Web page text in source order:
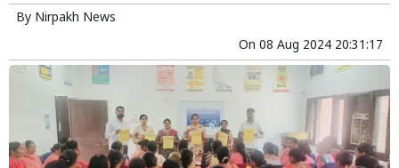
By Nirpakh News
On 08 Aug 2024 20:31:17